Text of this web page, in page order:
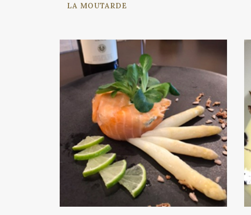
LA MOUTARDE